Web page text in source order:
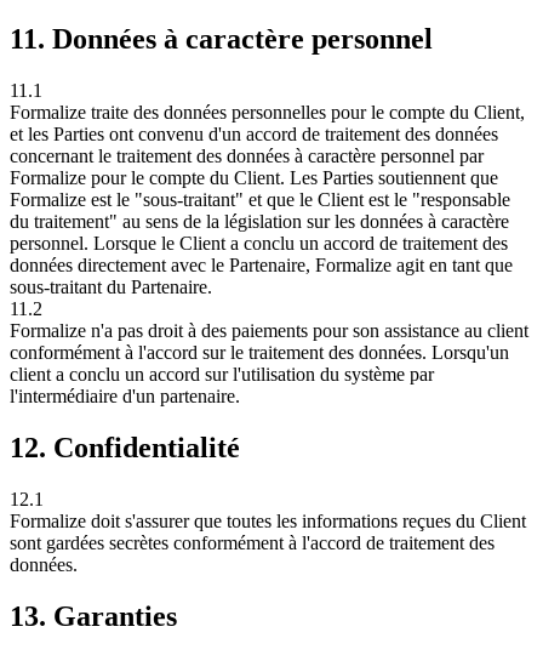
11. Données à caractère personnel
11.1
Formalize traite des données personnelles pour le compte du Client,
et les Parties ont convenu d'un accord de traitement des données
concernant le traitement des données à caractère personnel par
Formalize pour le compte du Client. Les Parties soutiennent que
Formalize est le "sous-traitant" et que le Client est le "responsable
du traitement" au sens de la législation sur les données à caractère
personnel. Lorsque le Client a conclu un accord de traitement des
données directement avec le Partenaire, Formalize agit en tant que
sous-traitant du Partenaire.
11.2
Formalize n'a pas droit à des paiements pour son assistance au client
conformément à l'accord sur le traitement des données. Lorsqu'un
client a conclu un accord sur l'utilisation du système par
l'intermédiaire d'un partenaire.
12. Confidentialité
12.1
Formalize doit s'assurer que toutes les informations reçues du Client
sont gardées secrètes conformément à l'accord de traitement des
données.
13. Garanties